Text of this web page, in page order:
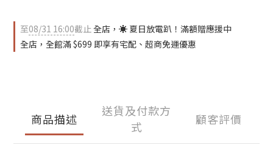
至08/31 16:00截止全店，☀️ 夏日放電趴！滿額贈應援中
全店，全館滿 $699 即享有宅配、超商免運優惠
商品描述
送貨及付款方
式
顧客評價